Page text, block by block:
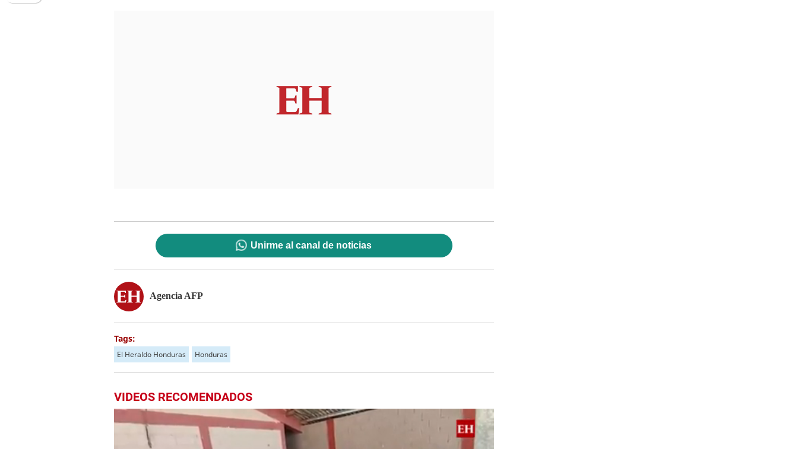
Unirme al canal de noticias
Agencia AFP
Tags:
El Heraldo Honduras Honduras
VIDEOS RECOMENDADOS